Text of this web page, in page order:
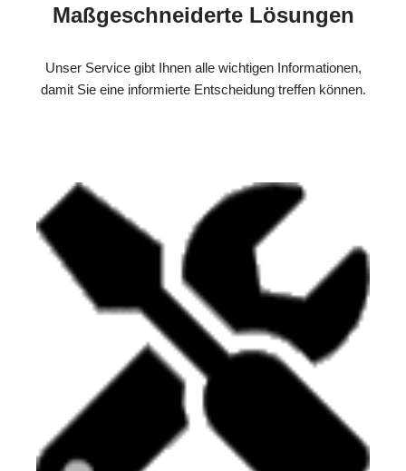
Maßgeschneiderte Lösungen
Unser Service gibt Ihnen alle wichtigen Informationen,
damit Sie eine informierte Entscheidung treffen können.